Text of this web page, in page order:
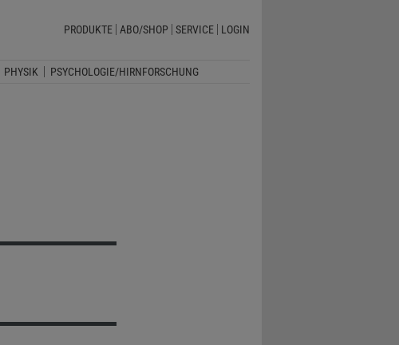
PRODUKTE ABO/SHOP SERVICE LOGIN
PHYSIK PSYCHOLOGIE/HIRNFORSCHUNG